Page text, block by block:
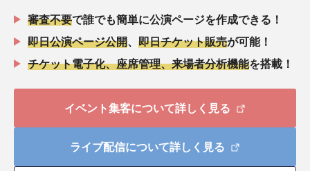
審査不要で誰でも簡単に公演ページを作成できる！
即日公演ページ公開
即日チケット販売が可能！
チケット電子化、座席管理、来場者分析機能を搭載！
イベント集客について詳しく見る
ライブ配信について詳しく見る